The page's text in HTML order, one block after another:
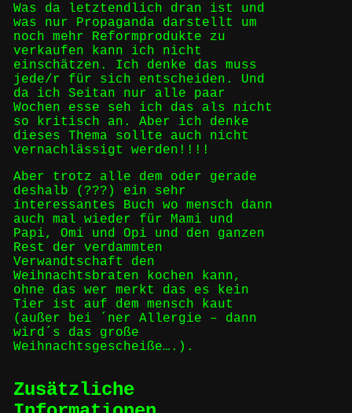
Was da letztendlich dran ist und
was nur Propaganda darstellt um
noch mehr Reformprodukte zu
verkaufen kann ich nicht
einschätzen. Ich denke das muss
jede/r für sich entscheiden. Und
da ich Seitan nur alle paar
Wochen esse seh ich das als nicht
so kritisch an. Aber ich denke
dieses Thema sollte auch nicht
vernachlässigt werden!!!!
Aber trotz alle dem oder gerade
deshalb (???) ein sehr
interessantes Buch wo mensch dann
auch mal wieder für Mami und
Papi, Omi und Opi und den ganzen
Rest der verdammten
Verwandtschaft den
Weihnachtsbraten kochen kann,
ohne das wer merkt das es kein
Tier ist auf dem mensch kaut
(außer bei ´ner Allergie – dann
wird´s das große
Weihnachtsgescheiße….).
Zusätzliche